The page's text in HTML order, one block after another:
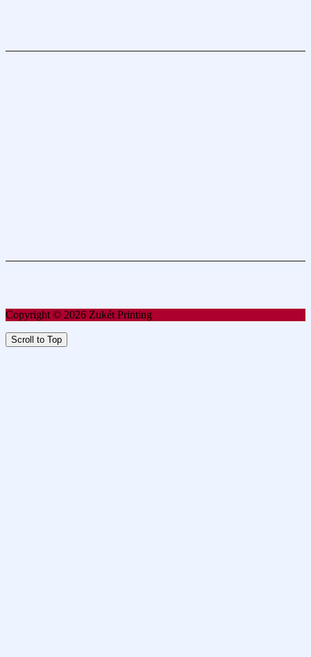
Copyright © 2026 Zukét Printing
Scroll to Top